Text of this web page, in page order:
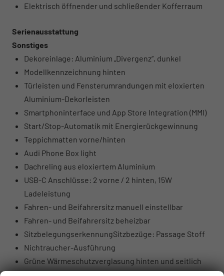
Elektrisch öffnender und schließender Kofferraum
Serienausstattung
Sonstiges
Dekoreinlage: Aluminium „Divergenz“, dunkel
Modellkennzeichnung hinten
Türleisten und Fensterumrandungen mit eloxierten
Aluminium-Dekorleisten
Smartphoninterface und App Store Integration (MMI)
Start/Stop-Automatik mit Energierückgewinnung
Teppichmatten vorne/hinten
Audi Phone Box light
Dachreling aus eloxiertem Aluminium
USB-C Anschlüsse: 2 vorne / 2 hinten, 15W
Ladeleistung
Fahren- und Beifahrersitz manuell einstellbar
Fahren- und Beifahrersitz beheizbar
SitzbelegungserkennungSitzbezüge: Passage Stoff
Nichtraucher-Ausführung
Grüne Wärmeschutzverglasung hinten und seitlich